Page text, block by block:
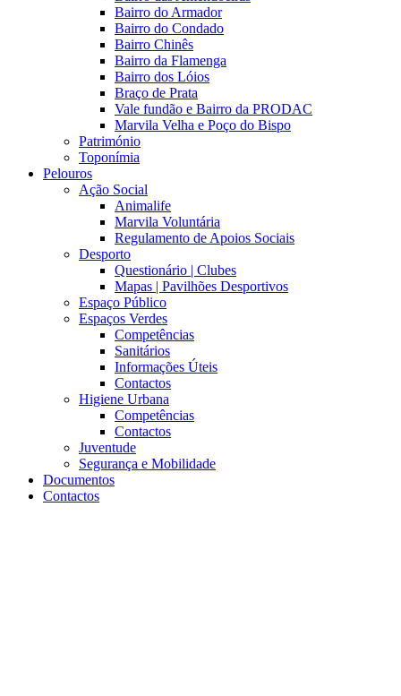
Bairro do Armador
Bairro do Condado
Bairro Chinês
Bairro da Flamenga
Bairro dos Lóios
Braço de Prata
Vale fundão e Bairro da PRODAC
Marvila Velha e Poço do Bispo
Património
Toponímia
Pelouros
Ação Social
Animalife
Marvila Voluntária
Regulamento de Apoios Sociais
Desporto
Questionário | Clubes
Mapas | Pavilhões Desportivos
Espaço Público
Espaços Verdes
Competências
Sanitários
Informações Úteis
Contactos
Higiene Urbana
Competências
Contactos
Juventude
Segurança e Mobilidade
Documentos
Contactos